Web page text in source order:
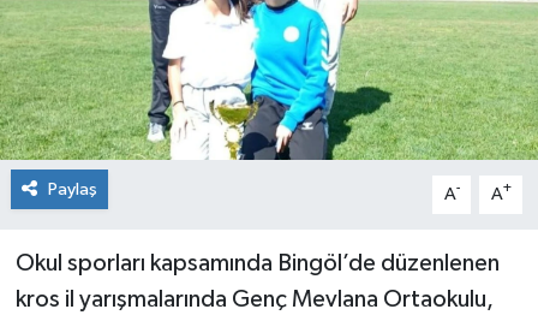
Paylaş A- A+
Okul sporları kapsamında Bingöl’de düzenlenen
kros il yarışmalarında Genç Mevlana Ortaokulu,
SAĞLIK
SİYASET
SOLHAN
YAYLADERE